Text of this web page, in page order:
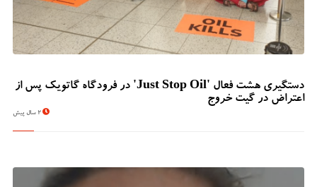
دستگیری هشت فعال 'Just Stop Oil' در فرودگاه گاتویک پس از
اعتراض در گیت خروج
2 سال پیش